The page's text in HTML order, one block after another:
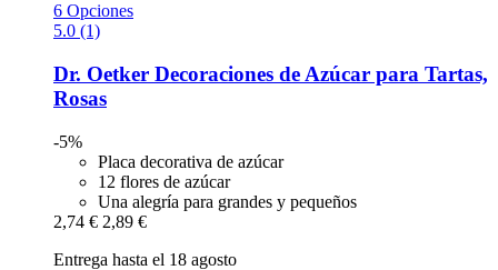
6 Opciones
5.0 (1)
Dr. Oetker Decoraciones de Azúcar para Tartas,
Rosas
-5%
Placa decorativa de azúcar
12 flores de azúcar
Una alegría para grandes y pequeños
2,74 € 2,89 €
Entrega hasta el 18 agosto